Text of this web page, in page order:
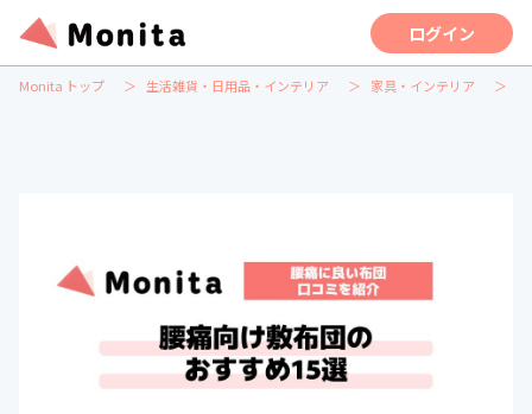
ログイン
Monita トップ 生活雑貨・日用品・インテリア 家具・インテリア